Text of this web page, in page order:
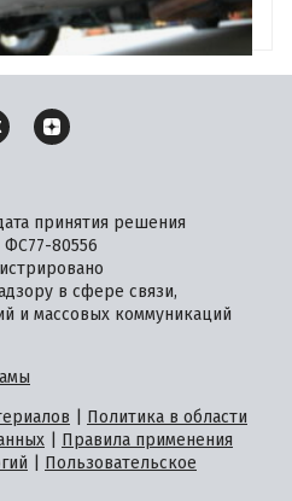
принятия решения
80556
в сфере связи,
и массовых коммуникаций
Политика в области
Правила применения
Пользовательское